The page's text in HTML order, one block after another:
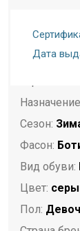
Полнота:
Сезон:
Фасон:
Вид обуви:
Цвет:
Пол:
Дата